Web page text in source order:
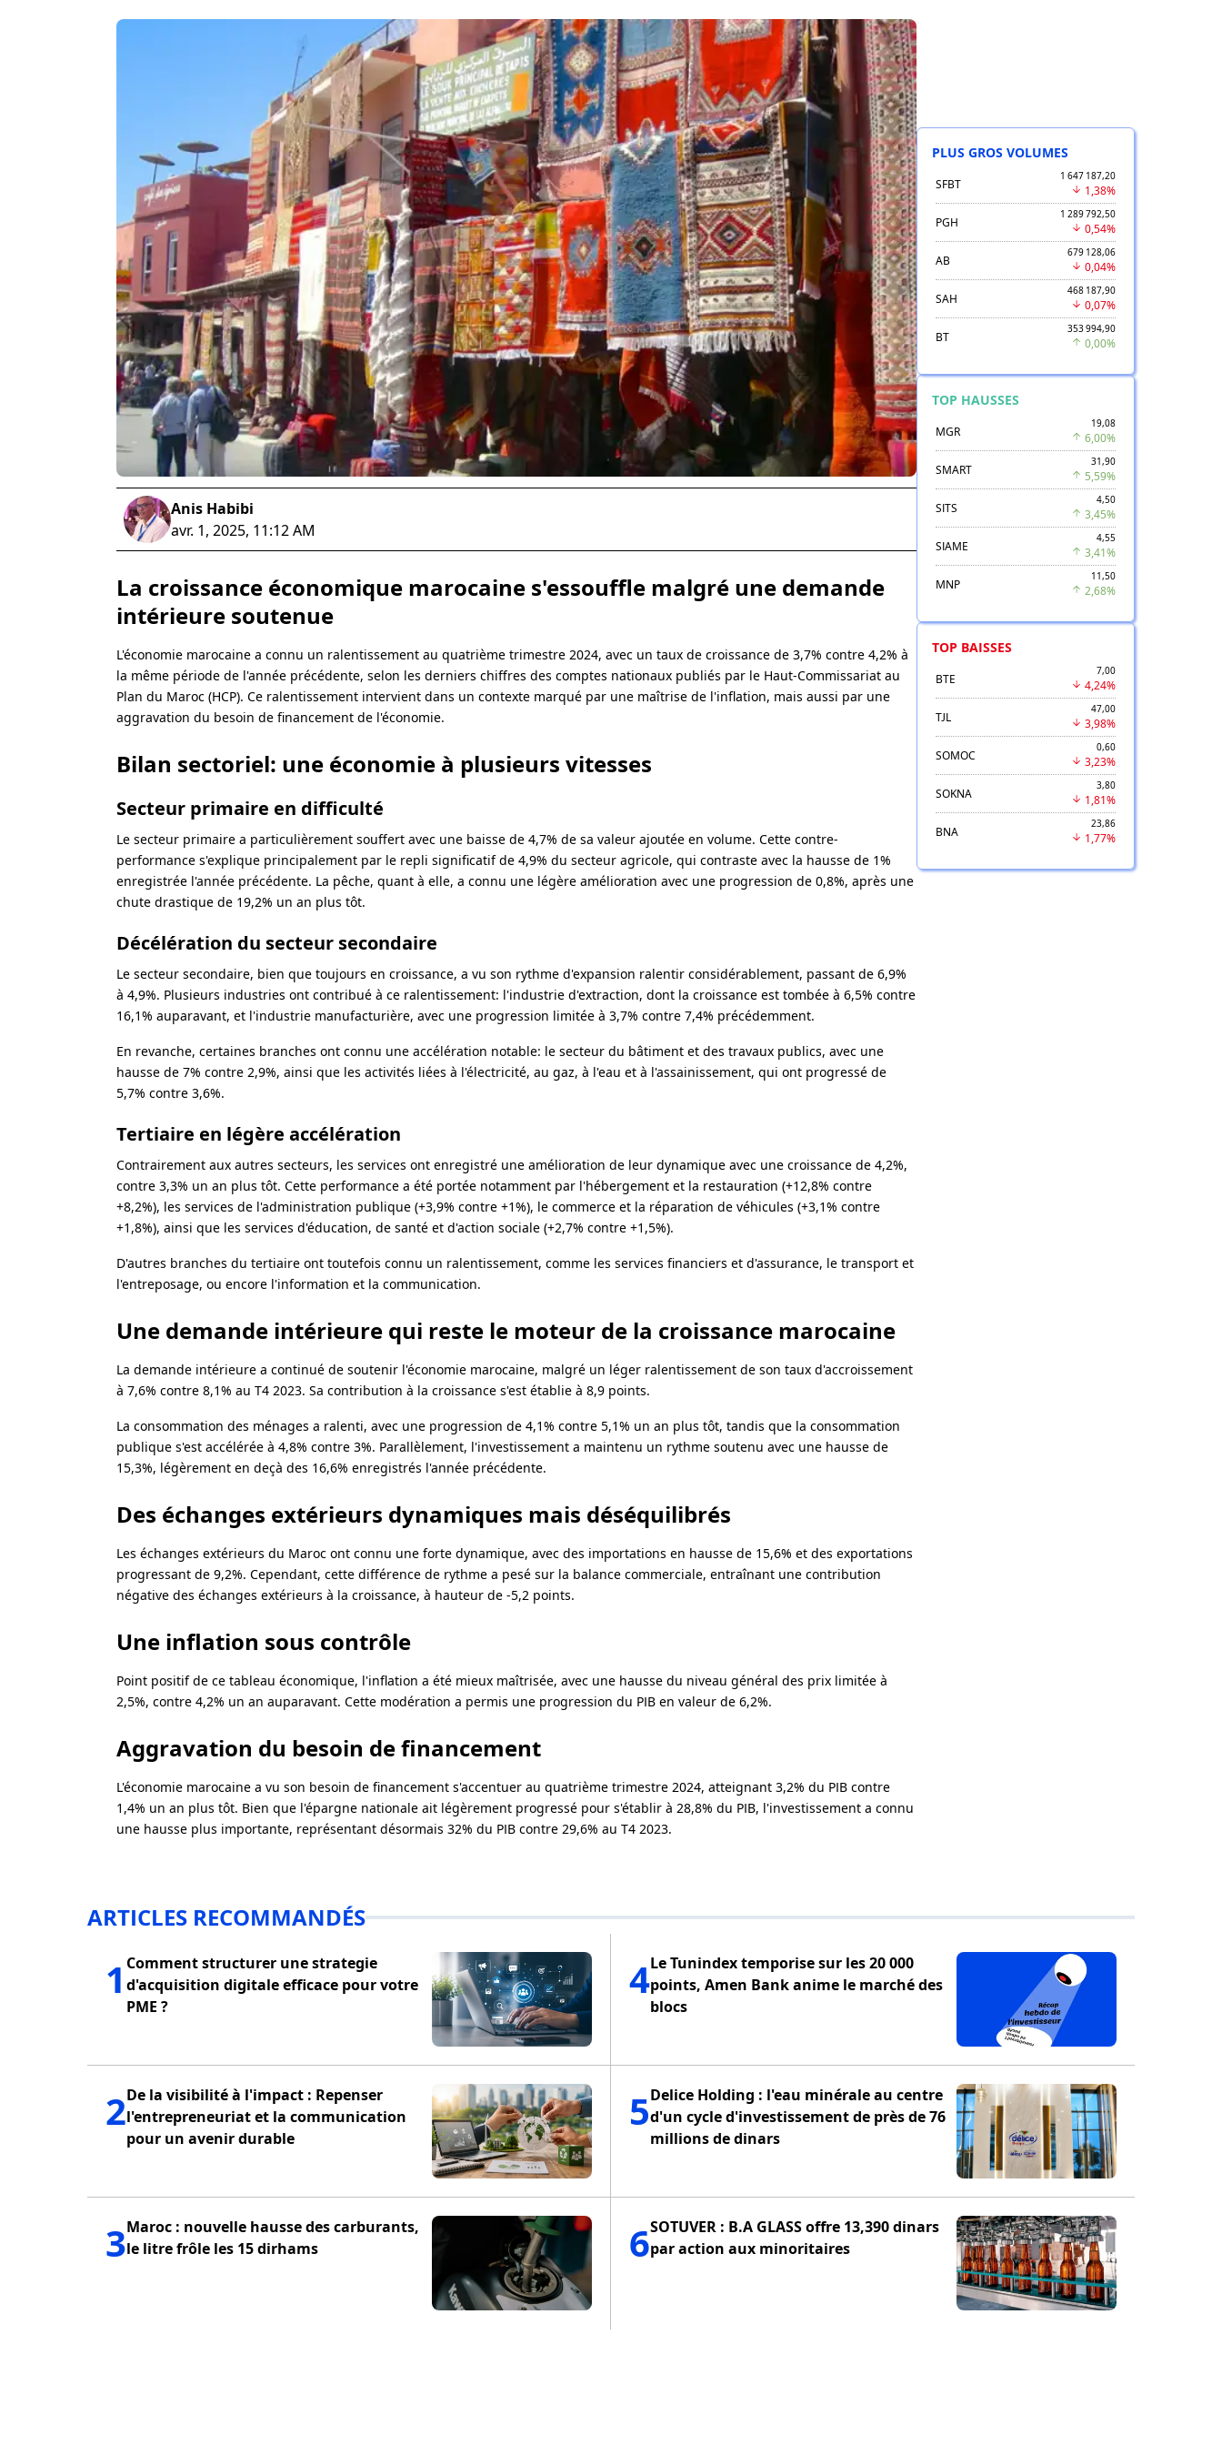
Anis Habibi
avr. 1, 2025, 11:12 AM
La croissance économique marocaine s'essouffle malgré une demande
intérieure soutenue
L'économie marocaine a connu un ralentissement au quatrième trimestre 2024, avec un taux de croissance de 3,7% contre 4,2% à
la même période de l'année précédente, selon les derniers chiffres des comptes nationaux publiés par le Haut-Commissariat au
Plan du Maroc (HCP). Ce ralentissement intervient dans un contexte marqué par une maîtrise de l'inflation, mais aussi par une
aggravation du besoin de financement de l'économie.
Bilan sectoriel: une économie à plusieurs vitesses
Secteur primaire en difficulté
Le secteur primaire a particulièrement souffert avec une baisse de 4,7% de sa valeur ajoutée en volume. Cette contre-
performance s'explique principalement par le repli significatif de 4,9% du secteur agricole, qui contraste avec la hausse de 1%
enregistrée l'année précédente. La pêche, quant à elle, a connu une légère amélioration avec une progression de 0,8%, après une
chute drastique de 19,2% un an plus tôt.
Décélération du secteur secondaire
Le secteur secondaire, bien que toujours en croissance, a vu son rythme d'expansion ralentir considérablement, passant de 6,9%
à 4,9%. Plusieurs industries ont contribué à ce ralentissement: l'industrie d'extraction, dont la croissance est tombée à 6,5% contre
16,1% auparavant, et l'industrie manufacturière, avec une progression limitée à 3,7% contre 7,4% précédemment.
En revanche, certaines branches ont connu une accélération notable: le secteur du bâtiment et des travaux publics, avec une
hausse de 7% contre 2,9%, ainsi que les activités liées à l'électricité, au gaz, à l'eau et à l'assainissement, qui ont progressé de
5,7% contre 3,6%.
Tertiaire en légère accélération
Contrairement aux autres secteurs, les services ont enregistré une amélioration de leur dynamique avec une croissance de 4,2%,
contre 3,3% un an plus tôt. Cette performance a été portée notamment par l'hébergement et la restauration (+12,8% contre
+8,2%), les services de l'administration publique (+3,9% contre +1%), le commerce et la réparation de véhicules (+3,1% contre
+1,8%), ainsi que les services d'éducation, de santé et d'action sociale (+2,7% contre +1,5%).
D'autres branches du tertiaire ont toutefois connu un ralentissement, comme les services financiers et d'assurance, le transport et
l'entreposage, ou encore l'information et la communication.
Une demande intérieure qui reste le moteur de la croissance marocaine
La demande intérieure a continué de soutenir l'économie marocaine, malgré un léger ralentissement de son taux d'accroissement
à 7,6% contre 8,1% au T4 2023. Sa contribution à la croissance s'est établie à 8,9 points.
La consommation des ménages a ralenti, avec une progression de 4,1% contre 5,1% un an plus tôt, tandis que la consommation
publique s'est accélérée à 4,8% contre 3%. Parallèlement, l'investissement a maintenu un rythme soutenu avec une hausse de
15,3%, légèrement en deçà des 16,6% enregistrés l'année précédente.
Des échanges extérieurs dynamiques mais déséquilibrés
Les échanges extérieurs du Maroc ont connu une forte dynamique, avec des importations en hausse de 15,6% et des exportations
progressant de 9,2%. Cependant, cette différence de rythme a pesé sur la balance commerciale, entraînant une contribution
négative des échanges extérieurs à la croissance, à hauteur de -5,2 points.
Une inflation sous contrôle
Point positif de ce tableau économique, l'inflation a été mieux maîtrisée, avec une hausse du niveau général des prix limitée à
2,5%, contre 4,2% un an auparavant. Cette modération a permis une progression du PIB en valeur de 6,2%.
Aggravation du besoin de financement
L'économie marocaine a vu son besoin de financement s'accentuer au quatrième trimestre 2024, atteignant 3,2% du PIB contre
1,4% un an plus tôt. Bien que l'épargne nationale ait légèrement progressé pour s'établir à 28,8% du PIB, l'investissement a connu
une hausse plus importante, représentant désormais 32% du PIB contre 29,6% au T4 2023.
PLUS GROS VOLUMES
SFBT
1 647 187,20
1,38%
PGH
1 289 792,50
0,54%
AB
679 128,06
0,04%
SAH
468 187,90
0,07%
BT
353 994,90
0,00%
TOP HAUSSES
MGR
19,08
6,00%
SMART
31,90
5,59%
SITS
4,50
3,45%
SIAME
4,55
3,41%
MNP
11,50
2,68%
TOP BAISSES
BTE
7,00
4,24%
TJL
47,00
3,98%
SOMOC
0,60
3,23%
SOKNA
3,80
1,81%
BNA
23,86
1,77%
ARTICLES RECOMMANDÉS
1 Comment structurer une strategie
d'acquisition digitale efficace pour votre
PME ?
2De la visibilité à l'impact : Repenser
l'entrepreneuriat et la communication
pour un avenir durable
3Maroc : nouvelle hausse des carburants,
le litre frôle les 15 dirhams
4Le Tunindex temporise sur les 20 000
points, Amen Bank anime le marché des
blocs
5Delice Holding : l'eau minérale au centre
d'un cycle d'investissement de près de 76
millions de dinars
6SOTUVER : B.A GLASS offre 13,390 dinars
par action aux minoritaires